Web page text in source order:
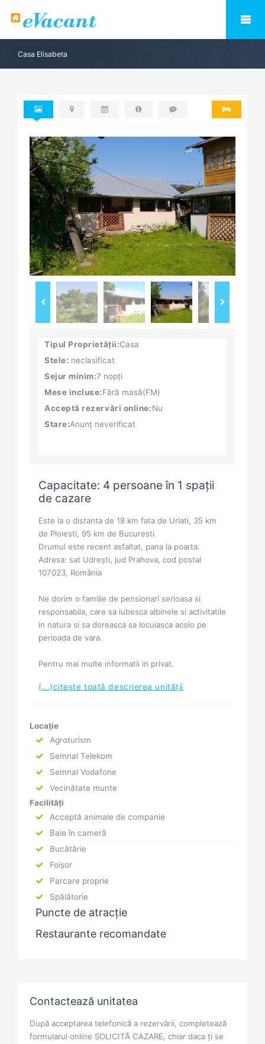
Casa Elisabeta
Tipul Proprietății:Casa
Stele: neclasificat
Sejur minim:7 nopți
Mese incluse:Fără masă(FM)
Acceptă rezervări online:Nu
Stare:Anunț neverificat
Capacitate: 4 persoane în 1 spații
de cazare
Este la o distanta de 18 km fata de Urlati, 35 km
de Ploiesti, 95 km de Bucuresti.
Drumul este recent asfaltat, pana la poarta.
Adresa: sat Udrești, jud Prahova, cod postal
107023, România
Ne dorim o familie de pensionari serioasa si
responsabila, care sa iubesca albinele si activitatile
in natura si sa doreasca sa locuiasca acolo pe
perioada de vara.
Pentru mai multe informatii in privat.
(...)citește toată descrierea unității
Locație
Agroturism
Semnal Telekom
Semnal Vodafone
Vecinătate munte
Facilități
Acceptă animale de companie
Baie în cameră
Bucătărie
Foișor
Parcare proprie
Spălătorie
Puncte de atracție
Restaurante recomandate
Contactează unitatea
După acceptarea telefonică a rezervării, completează
formularul online SOLICITĂ CAZARE, chiar daca ți se